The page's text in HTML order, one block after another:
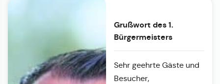
Grußwort des 1.
Bürgermeisters
Sehr geehrte Gäste und
Besucher,